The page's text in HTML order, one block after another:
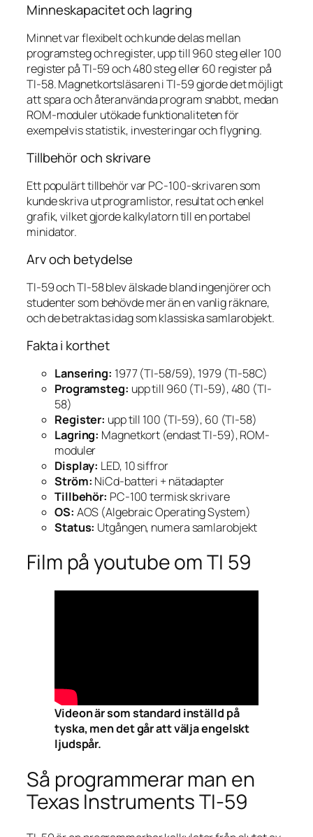
Minneskapacitet och lagring
Minnet var flexibelt och kunde delas mellan
programsteg och register, upp till 960 steg eller 100
register på TI-59 och 480 steg eller 60 register på
TI-58. Magnetkortsläsaren i TI-59 gjorde det möjligt
att spara och återanvända program snabbt, medan
ROM-moduler utökade funktionaliteten för
exempelvis statistik, investeringar och flygning.
Tillbehör och skrivare
Ett populärt tillbehör var PC-100-skrivaren som
kunde skriva ut programlistor, resultat och enkel
grafik, vilket gjorde kalkylatorn till en portabel
minidator.
Arv och betydelse
TI-59 och TI-58 blev älskade bland ingenjörer och
studenter som behövde mer än en vanlig räknare,
och de betraktas idag som klassiska samlarobjekt.
Fakta i korthet
Lansering: 1977 (TI-58/59), 1979 (TI-58C)
Programsteg: upp till 960 (TI-59), 480 (TI-
58)
Register: upp till 100 (TI-59), 60 (TI-58)
Lagring: Magnetkort (endast TI-59), ROM-
moduler
Display: LED, 10 siffror
Ström: NiCd-batteri + nätadapter
Tillbehör: PC-100 termisk skrivare
OS: AOS (Algebraic Operating System)
Status: Utgången, numera samlarobjekt
Film på youtube om TI 59
Videon är som standard inställd på
tyska, men det går att välja engelskt
ljudspår.
Så programmerar man en
Texas Instruments TI-59